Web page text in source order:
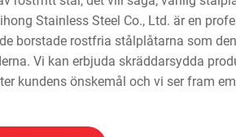
Stainless Steel Co., Ltd. är en
borstade rostfria stålplåtarna som
Vi kan erbjuda skräddarsydda
kundens önskemål och vi ser fram